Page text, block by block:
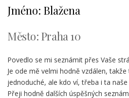
Jméno: Blažena
Město: Praha 10
Povedlo se mi seznámit přes Vaše
Je ode mě velmi hodně vzdálen,
jednoduché, ale kdo ví, třeba i ta
Přeji hodně dalších úspěšných